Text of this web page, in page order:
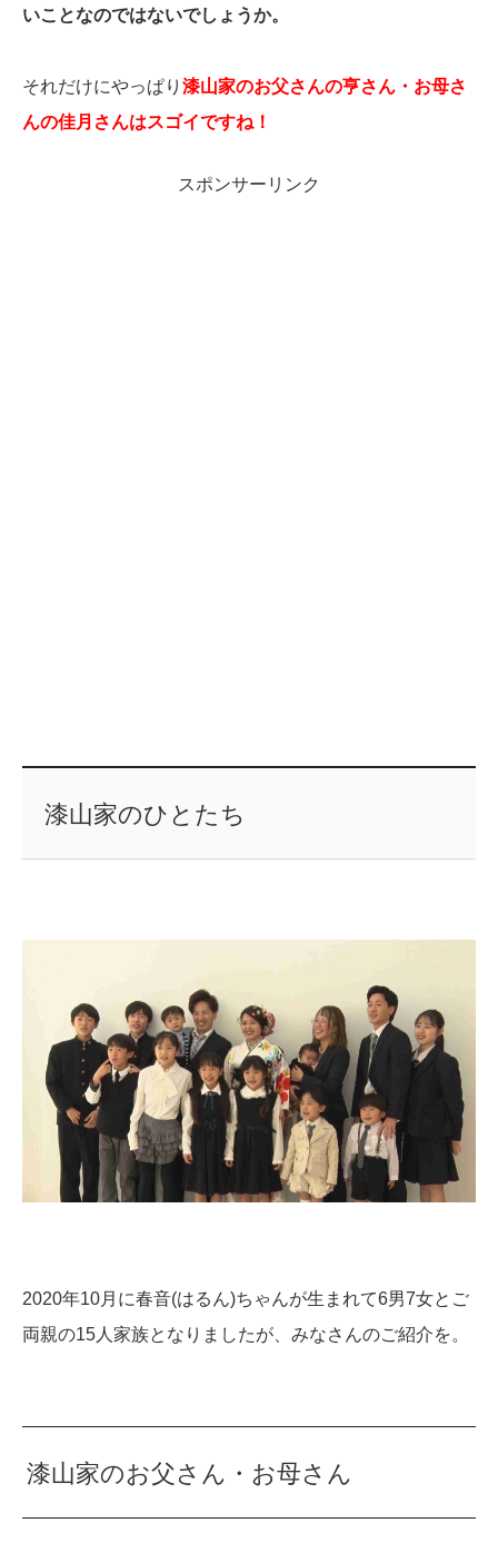
いことなのではないでしょうか。
それだけにやっぱり 漆山家のお父さんの亨さん・お母さ
んの佳月さんはスゴイですね！
スポンサーリンク
漆山家のひとたち
2020年10月に春音(はるん)ちゃんが生まれて6男7女とご
両親の15人家族となりましたが、みなさんのご紹介を。
漆山家のお父さん・お母さん